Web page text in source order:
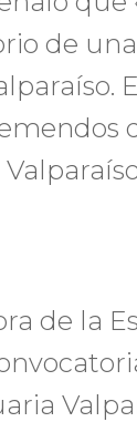
de
de la